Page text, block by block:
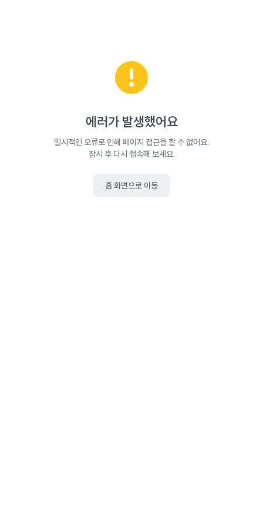
에러가 발생했어요
일시적인 오류로 인해 페이지 접근을 할 수 없어요.
잠시 후 다시 접속해 보세요.
홈 화면으로 이동